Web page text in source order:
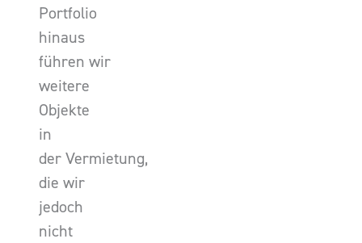
Portfolio
hinaus
führen wir
weitere
Objekte
in
der Vermietung,
die wir
jedoch
nicht